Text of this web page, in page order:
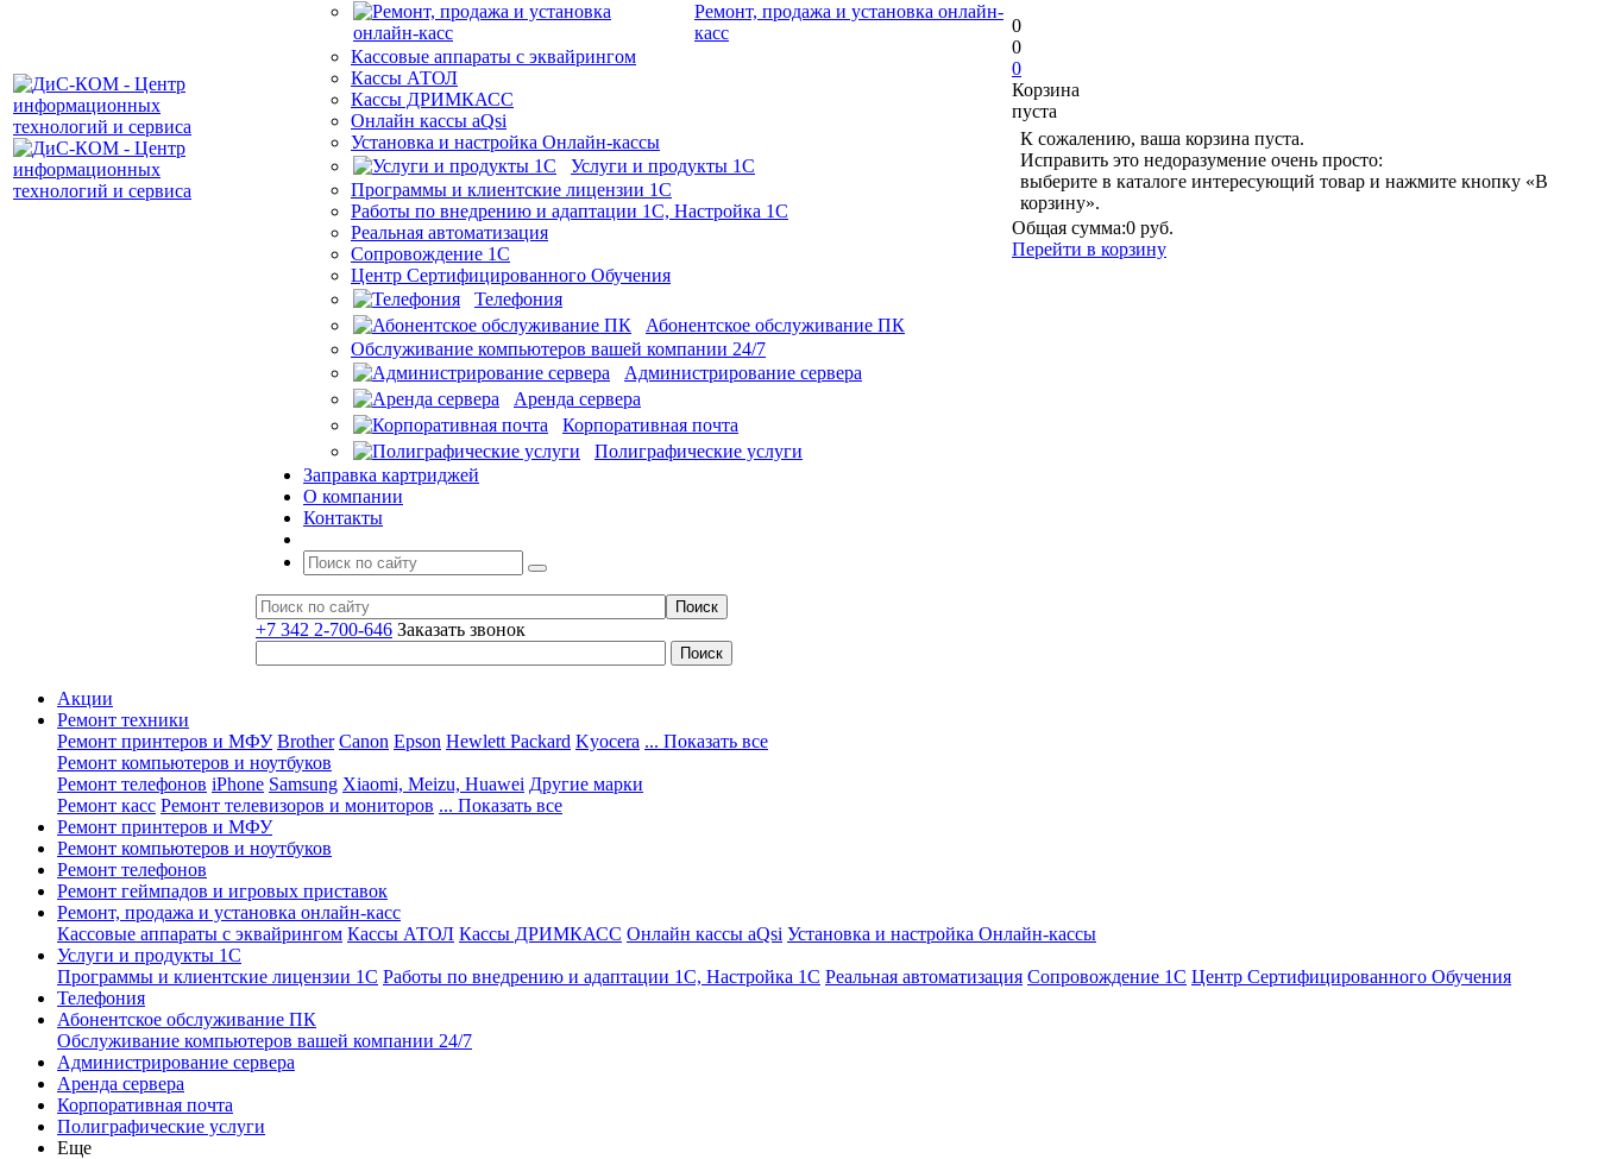
Ремонт, продажа и установка онлайн-
касс
Кассовые аппараты с эквайрингом
Кассы АТОЛ
Кассы ДРИМКАСС
Онлайн кассы aQsi
Установка и настройка Онлайн-кассы
Услуги и продукты 1С
Программы и клиентские лицензии 1С
Работы по внедрению и адаптации 1С, Настройка 1С
Реальная автоматизация
Сопровождение 1С
Центр Сертифицированного Обучения
Телефония
Абонентское обслуживание ПК
Обслуживание компьютеров вашей компании 24/7
Администрирование сервера
Аренда сервера
Корпоративная почта
Полиграфические услуги
Заправка картриджей
О компании
Контакты
+7 342 2-700-646 Заказать звонок
0
0
0
Корзина
пуста
К сожалению, ваша корзина пуста.
Исправить это недоразумение очень просто:
выберите в каталоге интересующий товар и нажмите кнопку «В
корзину».
Общая сумма:0 руб.
Перейти в корзину
Акции
Ремонт техники
Ремонт принтеров и МФУ Brother Canon Epson Hewlett Packard Kyocera ... Показать все
Ремонт компьютеров и ноутбуков
Ремонт телефонов iPhone Samsung Xiaomi, Meizu, Huawei Другие марки
Ремонт касс Ремонт телевизоров и мониторов ... Показать все
Ремонт принтеров и МФУ
Ремонт компьютеров и ноутбуков
Ремонт телефонов
Ремонт геймпадов и игровых приставок
Ремонт, продажа и установка онлайн-касс
Кассовые аппараты с эквайрингом Кассы АТОЛ Кассы ДРИМКАСС Онлайн кассы aQsi Установка и настройка Онлайн-кассы
Услуги и продукты 1С
Программы и клиентские лицензии 1С Работы по внедрению и адаптации 1С, Настройка 1С Реальная автоматизация Сопровождение 1С Центр Сертифицированного Обучения
Телефония
Абонентское обслуживание ПК
Обслуживание компьютеров вашей компании 24/7
Администрирование сервера
Аренда сервера
Корпоративная почта
Полиграфические услуги
Еще